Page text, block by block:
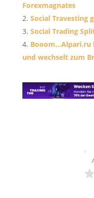
Forexmagnates
Social Travesting
Social Trading
Booom…Alpari.ru
und wechselt zum